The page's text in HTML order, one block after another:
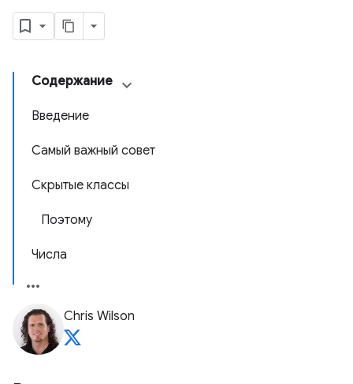
Содержание
Введение
Самый важный совет
Скрытые классы
Поэтому
Числа
Chris Wilson